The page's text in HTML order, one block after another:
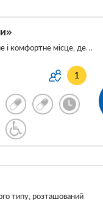
і комфортне місце, де…
1
типу, розташований